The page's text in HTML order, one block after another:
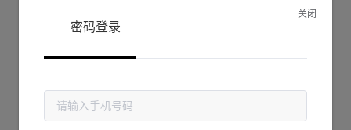
抱歉!
关闭
密码登录